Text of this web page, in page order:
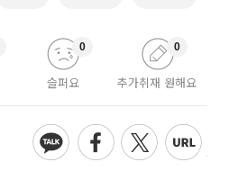
슬퍼요
0
추가취재 원해요
0